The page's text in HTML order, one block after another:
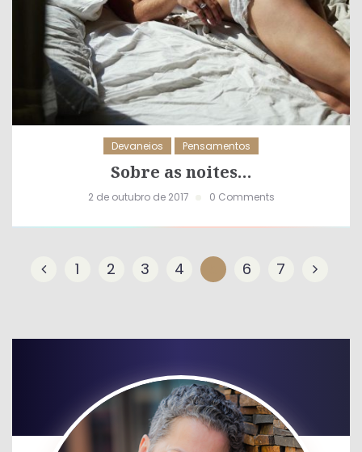
Devaneios Pensamentos
Sobre as noites…
2 de outubro de 2017 0 Comments
1 2 3 4 6 7